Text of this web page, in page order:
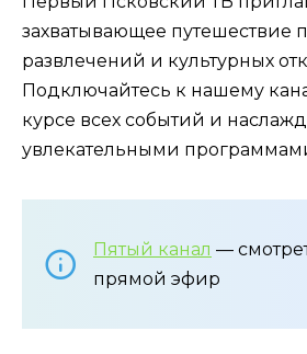
захватывающее путешествие
развлечений и культурных
Подключайтесь к нашему
курсе всех событий и
увлекательными
Пятый канал —
прямой эфир